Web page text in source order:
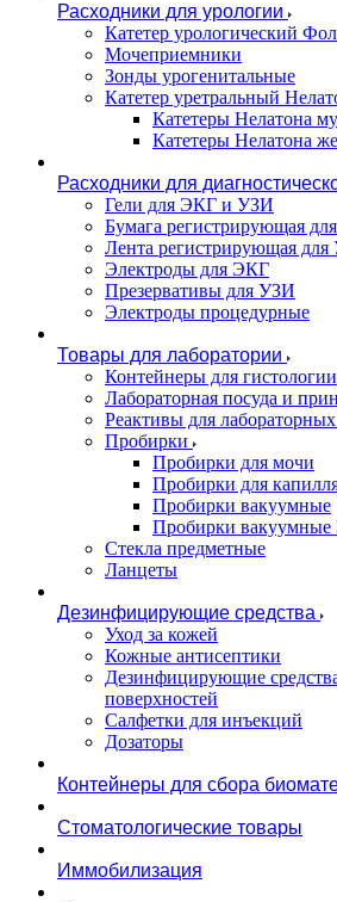
Расходники для урологии
Катетер урологический
Мочеприемники
Зонды урогенитальные
Катетер уретральный
Катетеры Нелатона
Катетеры Нелатона
Расходники для
Гели для ЭКГ и УЗИ
Бумага регистрирующая
Лента регистрирующая
Электроды для ЭКГ
Презервативы для УЗИ
Электроды процедурные
Товары для лаборатории
Контейнеры для гистологии
Лабораторная посуда и
Реактивы для
Пробирки
Пробирки для мочи
Пробирки для
Пробирки вакуумные
Пробирки
Стекла предметные
Ланцеты
Дезинфицирующие средства
Уход за кожей
Кожные антисептики
Дезинфицирующие
поверхностей
Салфетки для инъекций
Дозаторы
Контейнеры для сбора
Стоматологические товары
Иммобилизация